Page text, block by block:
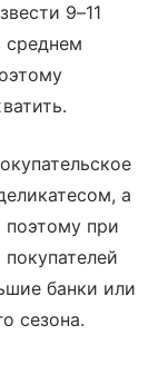
9–11
среднем
а
при
банки или
сезона.